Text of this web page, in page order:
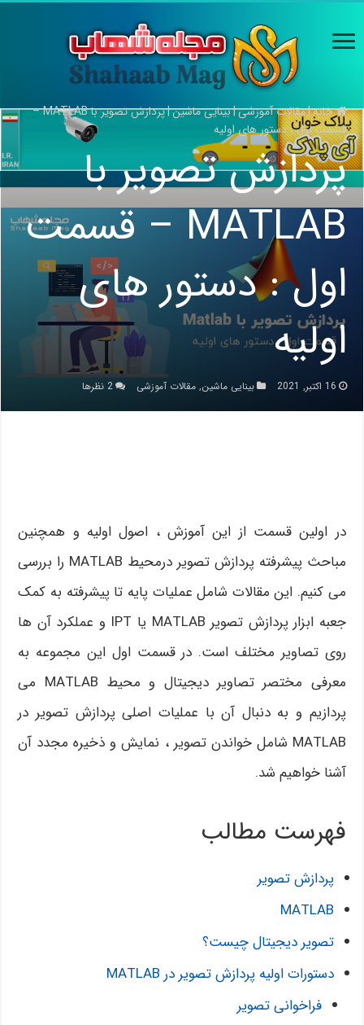
خانه|مقالات آموزشی|بینایی ماشین|
پردازش تصویر با MATLAB –
قسمت اول : دستور های اولیه
پردازش تصویر با
MATLAB – قسمت
اول : دستور های
اولیه
16 اکتبر, 2021 بینایی ماشین,مقالات آموزشی 2 نظرها
در اولین قسمت از این آموزش ، اصول اولیه و همچنین
مباحث پیشرفته پردازش تصویر درمحیط MATLAB را بررسی
می کنیم. این مقالات شامل عملیات پایه تا پیشرفته به کمک
جعبه ابزار پردازش تصویر MATLAB یا IPT و عملکرد آن ها
روی تصاویر مختلف است. در قسمت اول این مجموعه به
معرفی مختصر تصاویر دیجیتال و محیط MATLAB می
پردازیم و به دنبال آن با عملیات اصلی پردازش تصویر در
MATLAB شامل خواندن تصویر ، نمایش و ذخیره مجدد آن
آشنا خواهیم شد.
فهرست مطالب
پردازش تصویر
MATLAB
تصویر دیجیتال چیست؟
دستورات اولیه پردازش تصویر در MATLAB
فراخوانی تصویر